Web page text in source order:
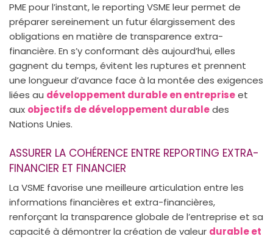
PME pour l’instant, le reporting VSME leur permet de
préparer sereinement un futur élargissement des
obligations en matière de transparence extra-
financière. En s’y conformant dès aujourd’hui, elles
gagnent du temps, évitent les ruptures et prennent
une longueur d’avance face à la montée des exigences
liées au développement durable en entrepriseet
aux objectifs de développement durabledes
Nations Unies.
ASSURER LA COHÉRENCE ENTRE REPORTING EXTRA-
FINANCIER ET FINANCIER
La VSME favorise une meilleure articulation entre les
informations financières et extra-financières,
renforçant la transparence globale de l’entreprise et sa
capacité à démontrer la création de valeur durable et